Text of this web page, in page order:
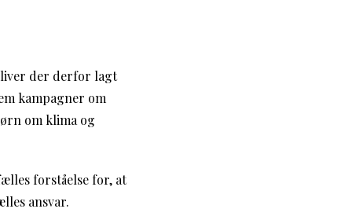
der derfor lagt
kampagner om
om klima og
forståelse for, at
ansvar.